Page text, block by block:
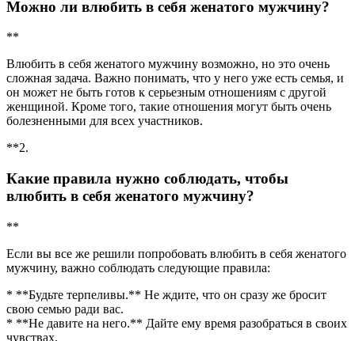
Можно ли влюбить в себя женатого мужчину?
**
Влюбить в себя женатого мужчину возможно, но это очень
сложная задача. Важно понимать, что у него уже есть семья, и
он может не быть готов к серьезным отношениям с другой
женщиной. Кроме того, такие отношения могут быть очень
болезненными для всех участников.
**2.
Какие правила нужно соблюдать, чтобы
влюбить в себя женатого мужчину?
**
Если вы все же решили попробовать влюбить в себя женатого
мужчину, важно соблюдать следующие правила:
* **Будьте терпеливы.** Не ждите, что он сразу же бросит
свою семью ради вас.
* **Не давите на него.** Дайте ему время разобраться в своих
чувствах.